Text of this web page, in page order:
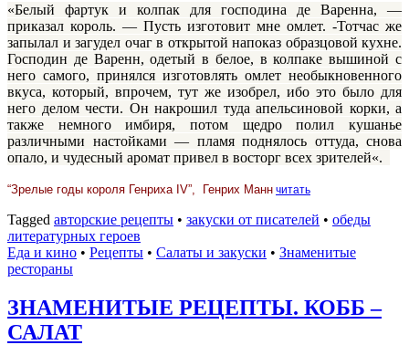
«Белый фартук и колпак для господина де Варенна, —
приказал король. — Пусть изготовит мне омлет. -Тотчас же
запылал и загудел очаг в открытой напоказ образцовой кухне.
Господин де Варенн, одетый в белое, в колпаке вышиной с
него самого, принялся изготовлять омлет необыкновенного
вкуса, который, впрочем, тут же изобрел, ибо это было для
него делом чести. Он накрошил туда апельсиновой корки, а
также немного имбиря, потом щедро полил кушанье
различными настойками — пламя поднялось оттуда, снова
опало, и чудесный аромат привел в восторг всех зрителей«.
“Зрелые годы короля Генриха IV”, Генрих Манн читать
Tagged авторские рецепты • закуски от писателей • обеды
литературных героев
Еда и кино • Рецепты • Салаты и закуски • Знаменитые
рестораны
ЗНАМЕНИТЫЕ РЕЦЕПТЫ. КОББ –
САЛАТ